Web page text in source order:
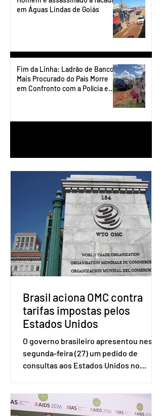
em Águas Lindas de Goiás
Fim da Linha: Ladrão de Banco
Mais Procurado do País Morre
em Confronto com a Polícia em
Brasil aciona OMC contra
tarifas impostas pelos
Estados Unidos
O governo brasileiro apresentou nesta
segunda-feira (27) um pedido de
consultas aos Estados Unidos no
(OMC), contestando duas medidas
tarifárias adotadas pelo país norte-